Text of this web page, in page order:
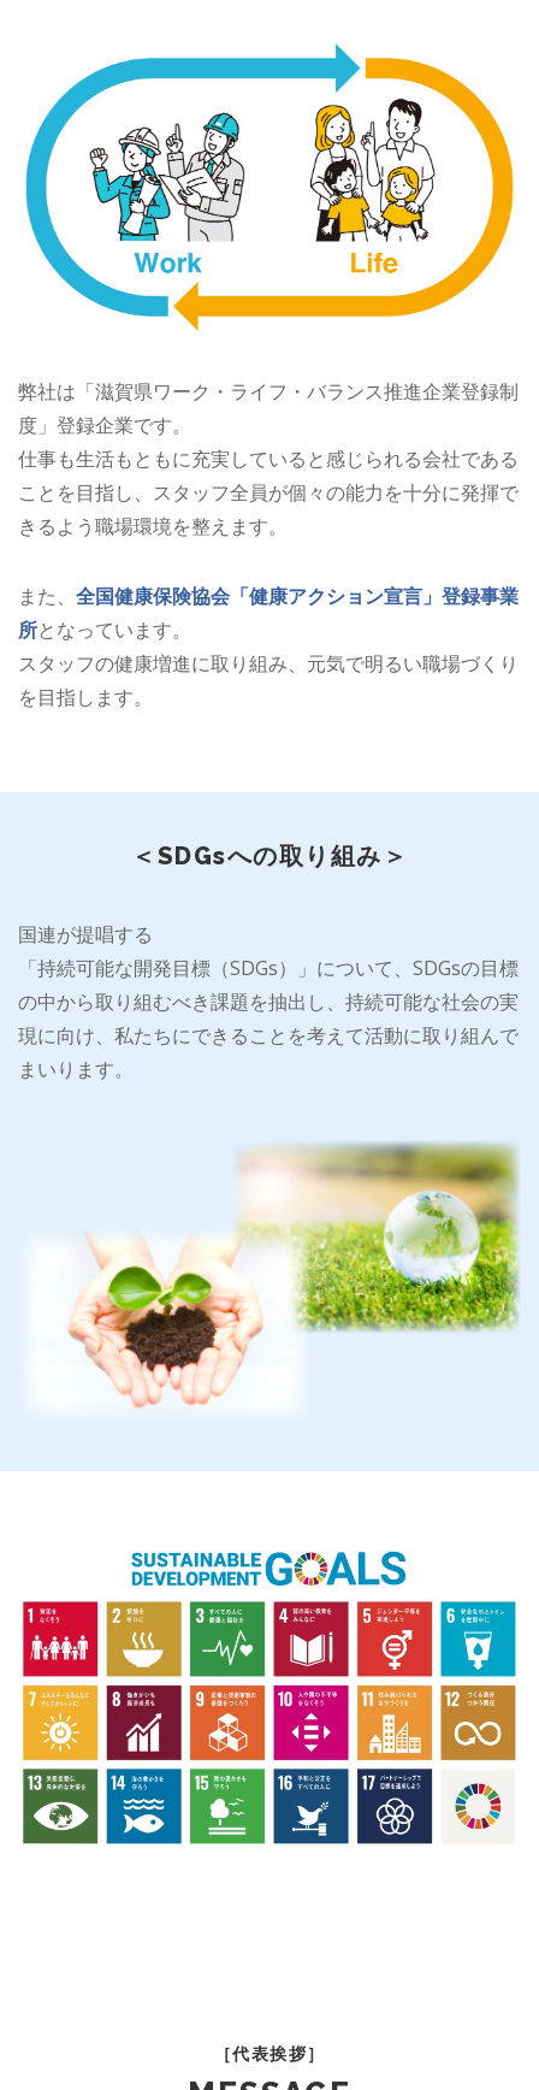
弊社は「滋賀県ワーク・ライフ・バランス推進企業登録制
度」登録企業です。
仕事も生活もともに充実していると感じられる会社である
ことを目指し、スタッフ全員が個々の能力を十分に発揮で
きるよう職場環境を整えます。
また、 全国健康保険協会「健康アクション宣言」登録事業
所となっています。
スタッフの健康増進に取り組み、元気で明るい職場づくり
を目指します。
＜SDGsへの取り組み＞
国連が提唱する
「持続可能な開発目標（SDGs）」について、SDGsの目標
の中から取り組むべき課題を抽出し、持続可能な社会の実
現に向け、私たちにできることを考えて活動に取り組んで
まいります。
［代表挨拶］